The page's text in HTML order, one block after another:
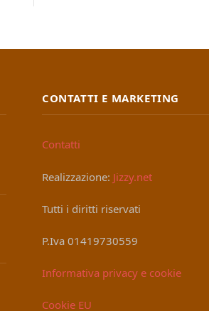
CONTATTI E MARKETING
Contatti
Realizzazione: Jizzy.net
Tutti i diritti riservati
P.Iva 01419730559
Informativa privacy e cookie
Cookie EU